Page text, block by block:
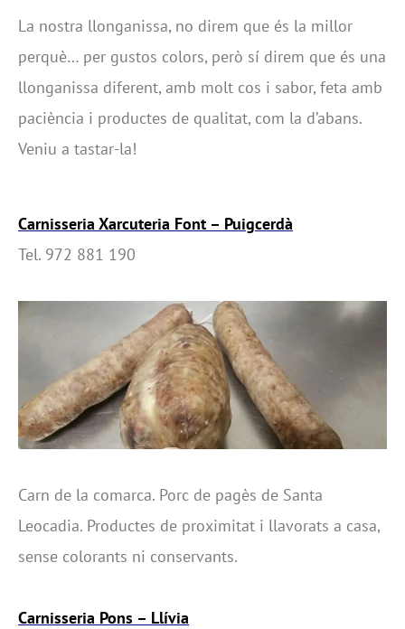
La nostra llonganissa, no direm que és la millor
perquè… per gustos colors, però sí direm que és una
llonganissa diferent, amb molt cos i sabor, feta amb
paciència i productes de qualitat, com la d’abans.
Veniu a tastar-la!
Carnisseria Xarcuteria Font – Puigcerdà
Tel. 972 881 190
Carn de la comarca. Porc de pagès de Santa
Leocadia. Productes de proximitat i llavorats a casa,
sense colorants ni conservants.
Carnisseria Pons – Llívia